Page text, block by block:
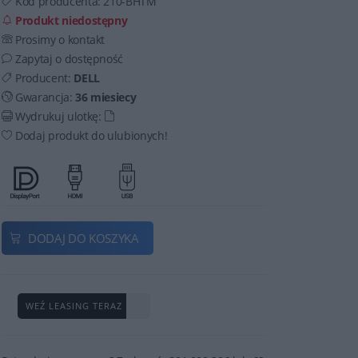
Produkt niedostępny
Prosimy o kontakt
Zapytaj o dostępność
Producent: DELL
Gwarancja:36 miesiecy
Wydrukuj ulotkę:
Dodaj produkt do ulubionych!
DODAJ DO KOSZYKA
WEŹ LEASING TERAZ